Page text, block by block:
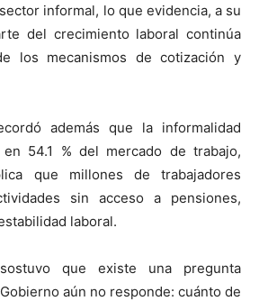
informal, lo que evidencia, a su
del crecimiento laboral continúa
los mecanismos de cotización y
además que la informalidad
en 54.1 % del mercado de trabajo,
que millones de trabajadores
sin acceso a pensiones,
laboral.
que existe una pregunta
aún no responde: cuánto de